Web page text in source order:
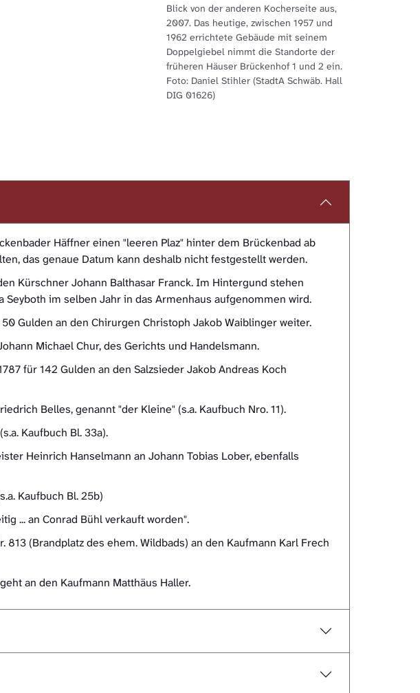
Blick von der anderen Kocherseite aus,
2007. Das heutige, zwischen 1957 und
1962 errichtete Gebäude mit seinem
Doppelgiebel nimmt die Standorte der
früheren Häuser Brückenhof 1 und 2 ein.
Foto: Daniel Stihler (StadtA Schwäb. Hall
DIG 01626)
Häffner einen "leeren Plaz" hinter dem Brückenbad ab
das genaue Datum kann deshalb nicht festgestellt werden.
Kürschner Johann Balthasar Franck. Im Hintergund stehen
im selben Jahr in das Armenhaus aufgenommen wird.
Gulden an den Chirurgen Christoph Jakob Waiblinger weiter.
Michael Chur, des Gerichts und Handelsmann.
für 142 Gulden an den Salzsieder Jakob Andreas Koch
Belles, genannt "der Kleine" (s.a. Kaufbuch Nro. 11).
Kaufbuch Bl. 33a).
Heinrich Hanselmann an Johann Tobias Lober, ebenfalls
Kaufbuch Bl. 25b)
... an Conrad Bühl verkauft worden".
(Brandplatz des ehem. Wildbads) an den Kaufmann Karl Frech
an den Kaufmann Matthäus Haller.